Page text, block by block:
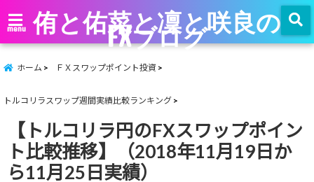
menu 侑と佑菜と凜と咲良の
FXブログ
ホーム ＦＸスワップポイント投資
トルコリラスワップ週間実績比較ランキング
【トルコリラ円のFXスワップポイン
ト比較推移】（2018年11月19日か
ら11月25日実績）